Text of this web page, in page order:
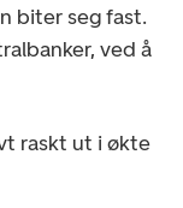
biter seg fast.
ved å
raskt ut i økte